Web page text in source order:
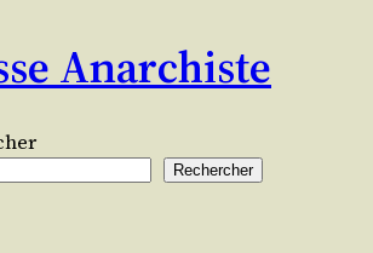
Anarchiste
Rechercher